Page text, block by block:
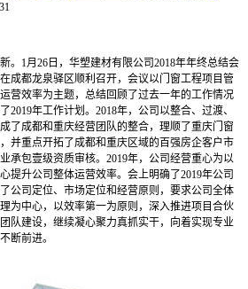
31
。1月26日，华塑建材有限公司2018年年终总结会
成都龙泉驿区顺利召开，会议以门窗工程项目管
营效率为主题，总结回顾了过去一年的工作情况
2019年工作计划。2018年，公司以整合、过渡、
了成都和重庆经营团队的整合，理顺了重庆门窗
并重点开拓了成都和重庆区域的百强房企客户市
承包壹级资质审核。2019年，公司经营重心为以
提升公司整体运营效率。会上明确了2019年公司
公司定位、市场定位和经营原则，要求公司全体
为中心，以效率第一为原则，深入推进项目合伙
队建设，继续凝心聚力真抓实干，向着实现专业
断前进。